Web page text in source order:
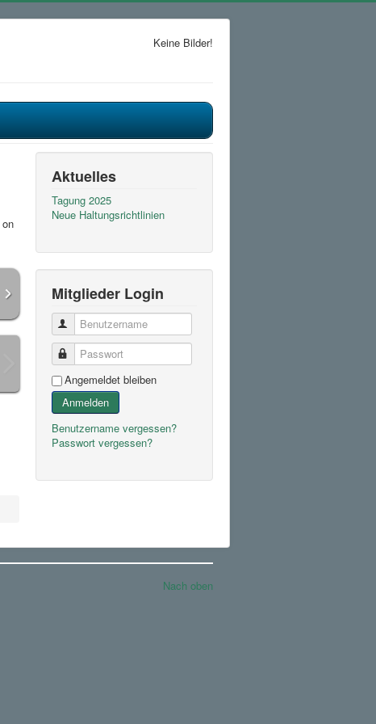
Keine Bilder!
on
Aktuelles
Tagung 2025
Neue Haltungsrichtlinien
Mitglieder Login
Benutzername
Passwort
Angemeldet bleiben
Anmelden
Benutzername vergessen?
Passwort vergessen?
Nach oben